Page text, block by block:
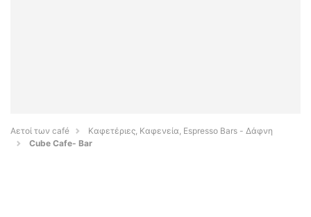
Αετοί των café
Καφετέριες, Καφενεία, Espresso Bars - Δάφνη
Cube Cafe- Bar